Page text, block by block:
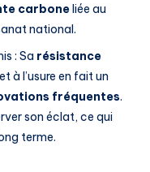
carboneliée au
national.
: Sa résistance
à l’usure en fait un
fréquentes.
son éclat, ce qui
terme.